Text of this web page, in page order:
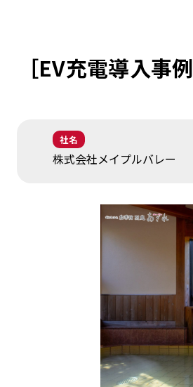
［EV充電導入事
社名
株式会社メイプルバレー